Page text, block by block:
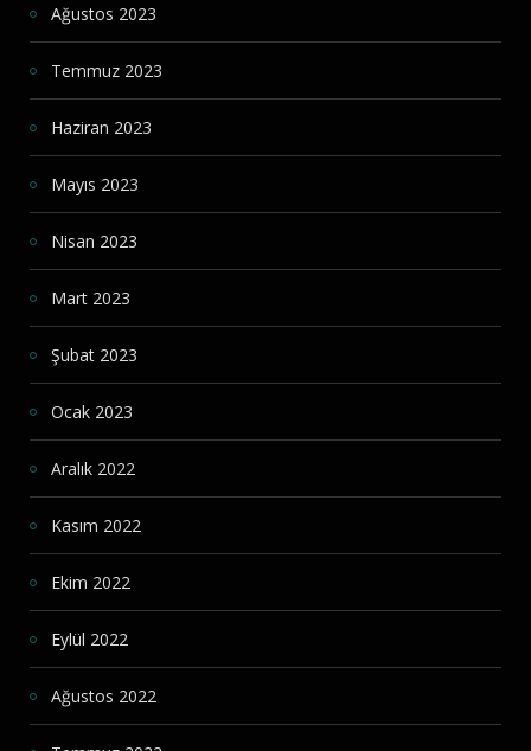
Ağustos 2023
Temmuz 2023
Haziran 2023
Mayıs 2023
Nisan 2023
Mart 2023
Şubat 2023
Ocak 2023
Aralık 2022
Kasım 2022
Ekim 2022
Eylül 2022
Ağustos 2022